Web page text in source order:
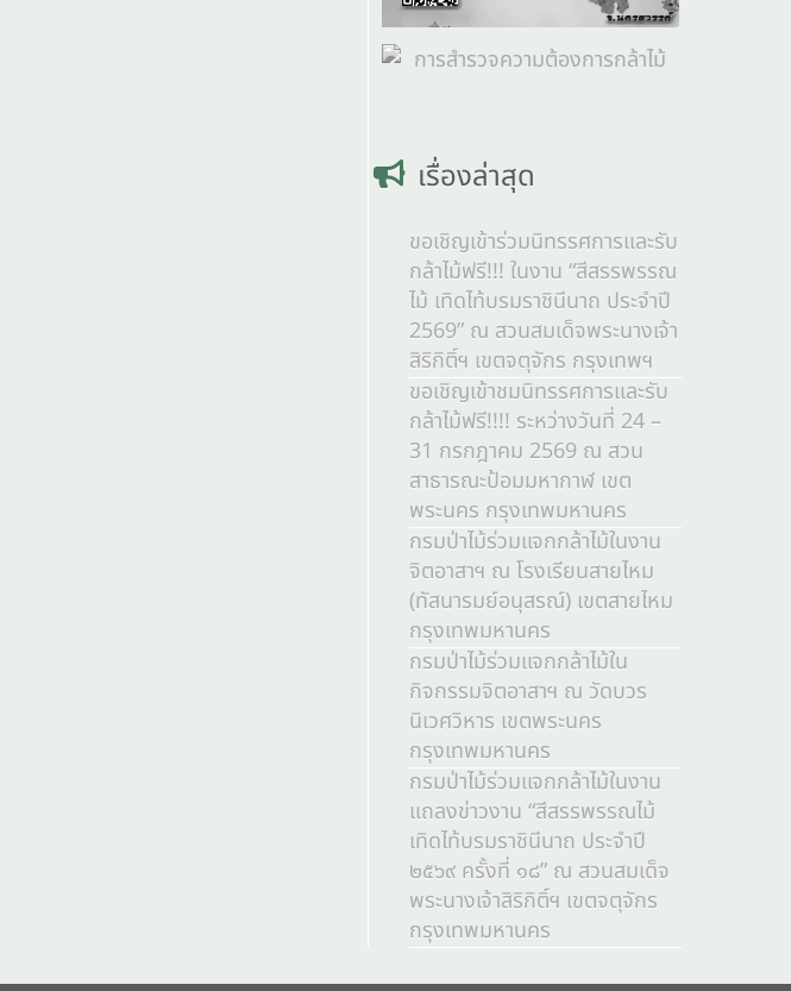
เรื่องล่าสุด
ขอเชิญเข้าร่วมนิทรรศการและรับ
กล้าไม้ฟรี!!! ในงาน “สีสรรพรรณ
ไม้ เทิดไท้บรมราชินีนาถ ประจำปี
2569” ณ สวนสมเด็จพระนางเจ้า
สิริกิติ์ฯ เขตจตุจักร กรุงเทพฯ
ขอเชิญเข้าชมนิทรรศการและรับ
กล้าไม้ฟรี!!!! ระหว่างวันที่ 24 –
31 กรกฎาคม 2569 ณ สวน
สาธารณะป้อมมหากาฬ เขต
พระนคร กรุงเทพมหานคร
กรมป่าไม้ร่วมแจกกล้าไม้ในงาน
จิตอาสาฯ ณ โรงเรียนสายไหม
(ทัสนารมย์อนุสรณ์) เขตสายไหม
กรุงเทพมหานคร
กรมป่าไม้ร่วมแจกกล้าไม้ใน
กิจกรรมจิตอาสาฯ ณ วัดบวร
นิเวศวิหาร เขตพระนคร
กรุงเทพมหานคร
กรมป่าไม้ร่วมแจกกล้าไม้ในงาน
แถลงข่าวงาน “สีสรรพรรณไม้
เทิดไท้บรมราชินีนาถ ประจำปี
๒๕๖๙ ครั้งที่ ๑๘” ณ สวนสมเด็จ
พระนางเจ้าสิริกิติ์ฯ เขตจตุจักร
กรุงเทพมหานคร